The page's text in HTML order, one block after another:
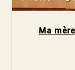
Ma